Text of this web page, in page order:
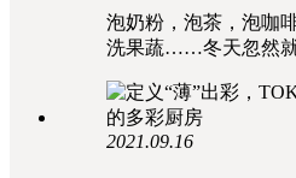
泡奶粉，泡茶，泡咖
洗果蔬……冬天忽然
2021.09.16